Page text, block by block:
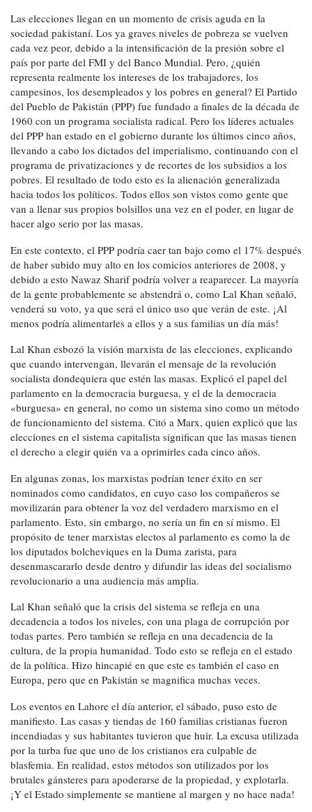
Las elecciones llegan en un momento de crisis aguda en la
sociedad pakistaní. Los ya graves niveles de pobreza se vuelven
cada vez peor, debido a la intensificación de la presión sobre el
país por parte del FMI y del Banco Mundial. Pero, ¿quién
representa realmente los intereses de los trabajadores, los
campesinos, los desempleados y los pobres en general? El Partido
del Pueblo de Pakistán (PPP) fue fundado a finales de la década de
1960 con un programa socialista radical. Pero los líderes actuales
del PPP han estado en el gobierno durante los últimos cinco años,
llevando a cabo los dictados del imperialismo, continuando con el
programa de privatizaciones y de recortes de los subsidios a los
pobres. El resultado de todo esto es la alienación generalizada
hacia todos los políticos. Todos ellos son vistos como gente que
van a llenar sus propios bolsillos una vez en el poder, en lugar de
hacer algo serio por las masas.
En este contexto, el PPP podría caer tan bajo como el 17% después
de haber subido muy alto en los comicios anteriores de 2008, y
debido a esto Nawaz Sharif podría volver a reaparecer. La mayoría
de la gente probablemente se abstendrá o, como Lal Khan señaló,
venderá su voto, ya que será el único uso que verán de este. ¡Al
menos podría alimentarles a ellos y a sus familias un día más!
Lal Khan esbozó la visión marxista de las elecciones, explicando
que cuando intervengan, llevarán el mensaje de la revolución
socialista dondequiera que estén las masas. Explicó el papel del
parlamento en la democracia burguesa, y el de la democracia
«burguesa» en general, no como un sistema sino como un método
de funcionamiento del sistema. Citó a Marx, quien explicó que las
elecciones en el sistema capitalista significan que las masas tienen
el derecho a elegir quién va a oprimirles cada cinco años.
En algunas zonas, los marxistas podrían tener éxito en ser
nominados como candidatos, en cuyo caso los compañeros se
movilizarán para obtener la voz del verdadero marxismo en el
parlamento. Esto, sin embargo, no sería un fin en sí mismo. El
propósito de tener marxistas electos al parlamento es como la de
los diputados bolcheviques en la Duma zarista, para
desenmascararlo desde dentro y difundir las ideas del socialismo
revolucionario a una audiencia más amplia.
Lal Khan señaló que la crisis del sistema se refleja en una
decadencia a todos los niveles, con una plaga de corrupción por
todas partes. Pero también se refleja en una decadencia de la
cultura, de la propia humanidad. Todo esto se refleja en el estado
de la política. Hizo hincapié en que este es también el caso en
Europa, pero que en Pakistán se magnifica muchas veces.
Los eventos en Lahore el día anterior, el sábado, puso esto de
manifiesto. Las casas y tiendas de 160 familias cristianas fueron
incendiadas y sus habitantes tuvieron que huir. La excusa utilizada
por la turba fue que uno de los cristianos era culpable de
blasfemia. En realidad, estos métodos son utilizados por los
brutales gánsteres para apoderarse de la propiedad, y explotarla.
¡Y el Estado simplemente se mantiene al margen y no hace nada!